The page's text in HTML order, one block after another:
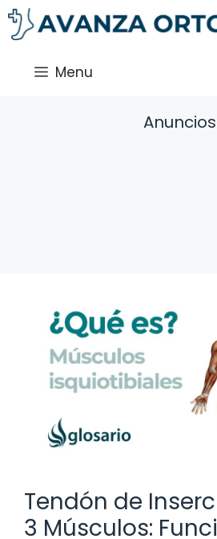
Saltar
al
Menu
Anuncios
Tendón de
3 Músculos: